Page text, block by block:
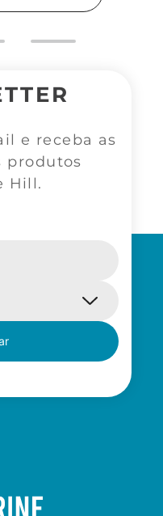
e receba as
produtos
Hill.